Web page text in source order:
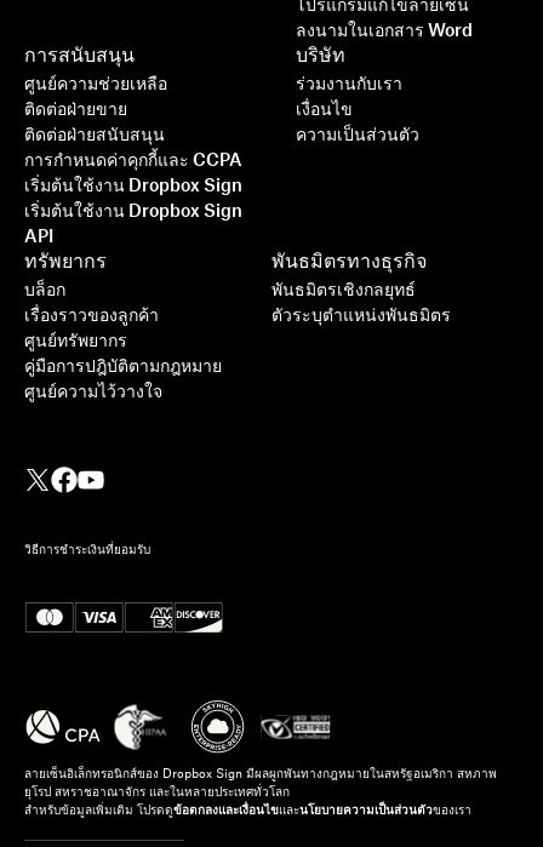
โปรแกรมแก้ไขลายเซ็น
ลงนามในเอกสาร Word
การสนับสนุน
ศูนย์ความช่วยเหลือ
ติดต่อฝ่ายขาย
ติดต่อฝ่ายสนับสนุน
การกำหนดค่าคุกกี้และ CCPA
เริ่มต้นใช้งาน Dropbox Sign
เริ่มต้นใช้งาน Dropbox Sign
API
ทรัพยากร
บล็อก
เรื่องราวของลูกค้า
ศูนย์ทรัพยากร
คู่มือการปฎิบัติตามกฎหมาย
ศูนย์ความไว้วางใจ
พันธมิตรทางธุรกิจ
พันธมิตรเชิงกลยุทธ์
ตัวระบุตำแหน่งพันธมิตร
บริษัท
ร่วมงานกับเรา
เงื่อนไข
ความเป็นส่วนตัว
วิธีการชำระเงินที่ยอมรับ
ลายเซ็นอิเล็กทรอนิกส์ของ Dropbox Sign มีผลผูกพันทางกฎหมายในสหรัฐอเมริกา สหภาพ
ยุโรป สหราชอาณาจักร และในหลายประเทศทั่วโลก
สำหรับข้อมูลเพิ่มเติม โปรดดูข้อตกลงและเงื่อนไขและนโยบายความเป็นส่วนตัวของเรา